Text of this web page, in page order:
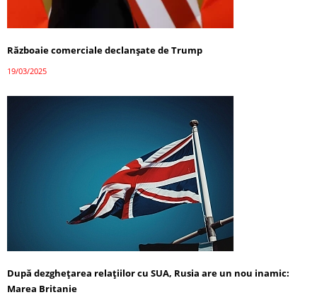
Războaie comerciale declanșate de Trump
19/03/2025
După dezghețarea relațiilor cu SUA, Rusia are un nou inamic:
Marea Britanie